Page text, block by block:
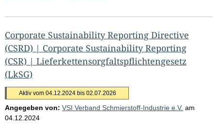
Corporate Sustainability Reporting Directive
(CSRD) | Corporate Sustainability Reporting
(CSR) | Lieferkettensorgfaltspflichtengesetz
(LkSG)
Aktiv vom 04.12.2024 bis 02.07.2026
Angegeben von: VSI Verband Schmierstoff-Industrie e.V. am
04.12.2024